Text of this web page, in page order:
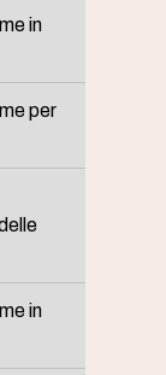
in
per
in